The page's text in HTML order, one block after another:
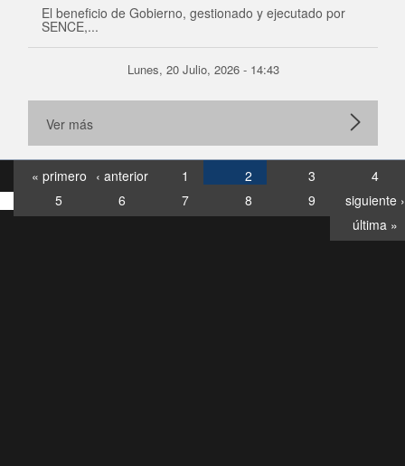
El beneficio de Gobierno, gestionado y ejecutado por
SENCE,...
Lunes, 20 Julio, 2026 - 14:43
Ver más
« primero ‹ anterior 1 2 3
4
5
6 7 8 9
siguiente ›
última »